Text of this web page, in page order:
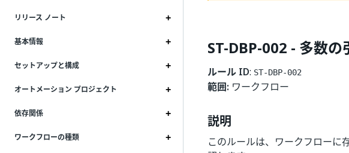
リリース ノート
基本情報
セットアップと構成
オートメーション プロジェクト
依存関係
ワークフローの種類
ST-DBP-002 - 多数の
ルール ID: ST-DBP-002
範囲: ワークフロー
説明
このルールは、ワークフローに